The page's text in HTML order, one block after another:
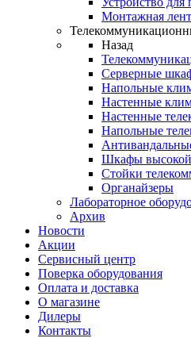
Монтажная
Назад
Серверные
Напольные
Настенные
Настенные
Напольные
Шкафы
Стойки
Органайзеры
Лабораторное
Архив
Новости
Акции
Сервисный центр
Поверка оборудования
Оплата и доставка
О магазине
Дилеры
Контакты